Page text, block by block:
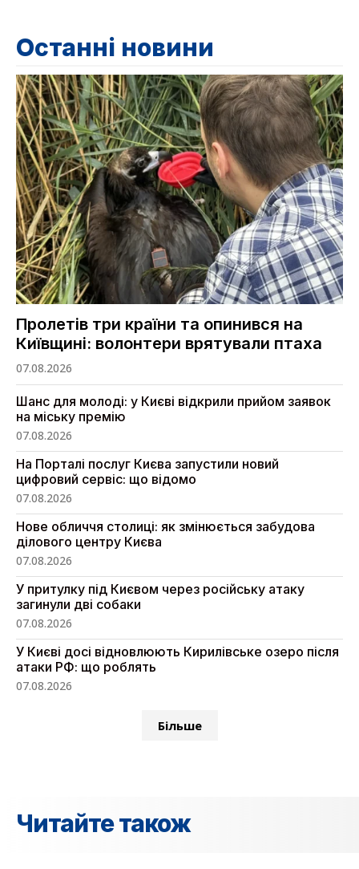
Останні новини
Пролетів три країни та опинився на
Київщині: волонтери врятували птаха
07.08.2026
Шанс для молоді: у Києві відкрили прийом заявок
на міську премію
07.08.2026
На Порталі послуг Києва запустили новий
цифровий сервіс: що відомо
07.08.2026
Нове обличчя столиці: як змінюється забудова
ділового центру Києва
07.08.2026
У притулку під Києвом через російську атаку
загинули дві собаки
07.08.2026
У Києві досі відновлюють Кирилівське озеро після
атаки РФ: що роблять
07.08.2026
Більше
Читайте також